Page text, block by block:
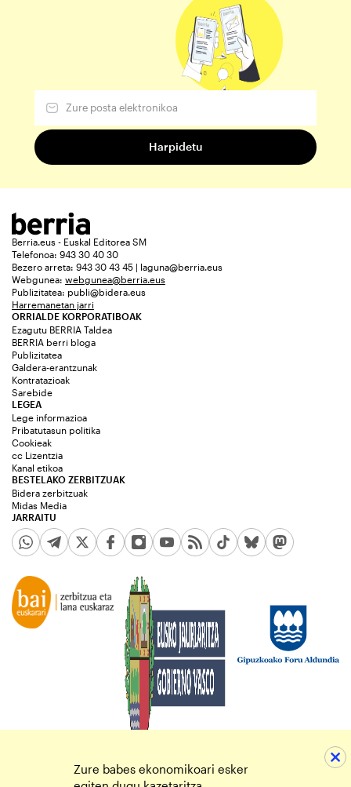
Berria.eus - Euskal Editorea SM
Telefonoa: 943 30 40 30
Bezero arreta: 943 30 43 45 | laguna@berria.eus
Webgunea: webgunea@berria.eus
Publizitatea: publi@bidera.eus
Harremanetan jarri
ORRIALDE KORPORATIBOAK
Ezagutu BERRIA Taldea
BERRIA berri bloga
Publizitatea
Galdera-erantzunak
Kontratazioak
Sarebide
JARRAITU
LEGEA
Lege informazioa
Pribatutasun politika
Cookieak
cc Lizentzia
Kanal etikoa
BESTELAKO ZERBITZUAK
Bidera zerbitzuak
Midas Media
Zure babes ekonomikoari esker